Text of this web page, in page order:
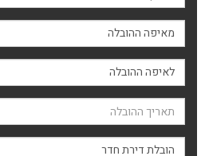
מאיפה ההובלה
לאיפה ההובלה
תאריך ההובלה
סוג ההובלה